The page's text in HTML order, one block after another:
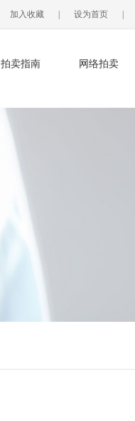
加入收藏 设为首页
拍卖指南 网络拍卖